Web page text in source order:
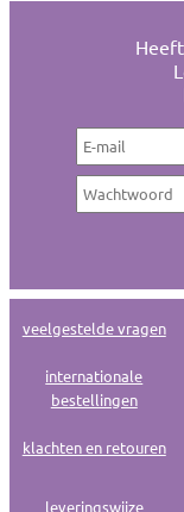
veelgestelde vragen
internationale
bestellingen
klachten en retouren
leveringswijze